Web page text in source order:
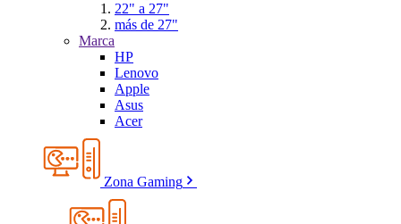
22" a 27"
más de 27"
Marca
HP
Lenovo
Apple
Asus
Acer
Zona Gaming